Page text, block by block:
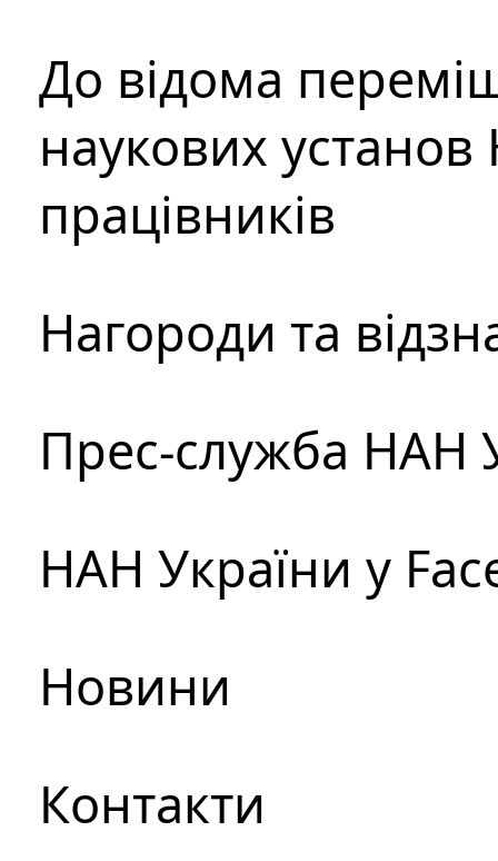
До відома
наукових установ
працівників
Нагороди та
Прес-служба НАН
НАН України у
Новини
Контакти